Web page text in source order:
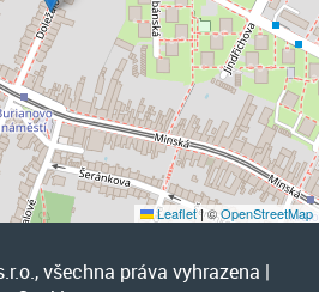
Leaflet|©OpenStreetMap
všechna práva vyhrazena |